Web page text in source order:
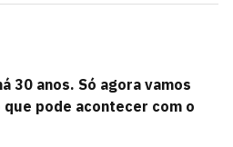
30 anos. Só agora vamos
pode acontecer com o